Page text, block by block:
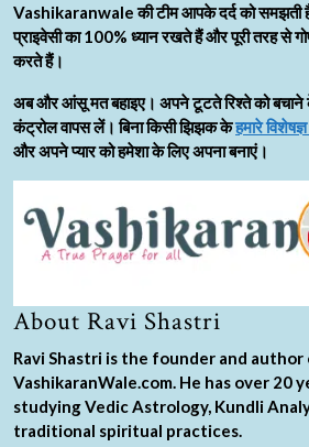
Vashikaranwale की टीम आपके दर्द को समझती
प्राइवेसी का 100% ध्यान रखते हैं और पूरी तरह से
करते हैं।
अब और आंसू मत बहाइए। अपने टूटते रिश्ते को बचाने
कंट्रोल वापस लें। बिना किसी झिझक केहमारे
और अपने प्यार को हमेशा के लिए अपना बनाएं।
About Ravi Shastri
Ravi Shastri is the founder and author
VashikaranWale.com. He has over 20
studying Vedic Astrology, Kundli
traditional spiritual practices.